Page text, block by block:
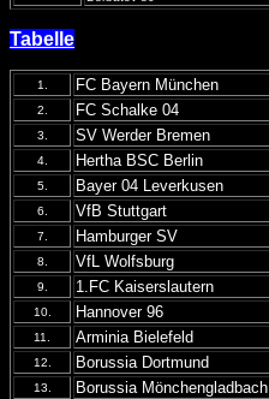
Tabelle
1. FC Bayern München
2. FC Schalke 04
3. SV Werder Bremen
4. Hertha BSC Berlin
5. Bayer 04 Leverkusen
6. VfB Stuttgart
7. Hamburger SV
8. VfL Wolfsburg
9. 1.FC Kaiserslautern
10. Hannover 96
11. Arminia Bielefeld
12. Borussia Dortmund
13. Borussia Mönchengladbach